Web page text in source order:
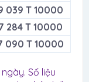
039 T 10000
284 T 10000
090 T 10000
Số liệu